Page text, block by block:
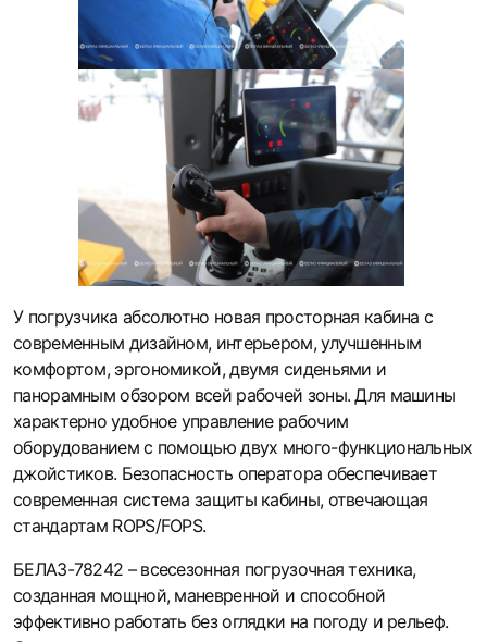
У погрузчика абсолютно новая просторная кабина с
современным дизайном, интерьером, улучшенным
комфортом, эргономикой, двумя сиденьями и
панорамным обзором всей рабочей зоны. Для машины
характерно удобное управление рабочим
оборудованием с помощью двух много-функциональных
джойстиков. Безопасность оператора обеспечивает
современная система защиты кабины, отвечающая
стандартам ROPS/FOPS.
БЕЛАЗ-78242 – всесезонная погрузочная техника,
созданная мощной, маневренной и способной
эффективно работать без оглядки на погоду и рельеф.